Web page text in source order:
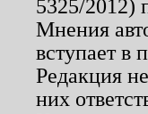
5325/2012)
Мнения
вступает в
Редакция
них